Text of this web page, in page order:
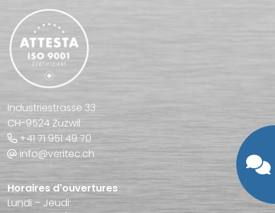
Industriestrasse 33
CH-9524 Zuzwil
+41 71 951 49 70
info@veritec.ch
Horaires d'ouvertures
Lundi – Jeudi: